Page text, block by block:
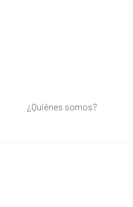
¿Quiénes somos?